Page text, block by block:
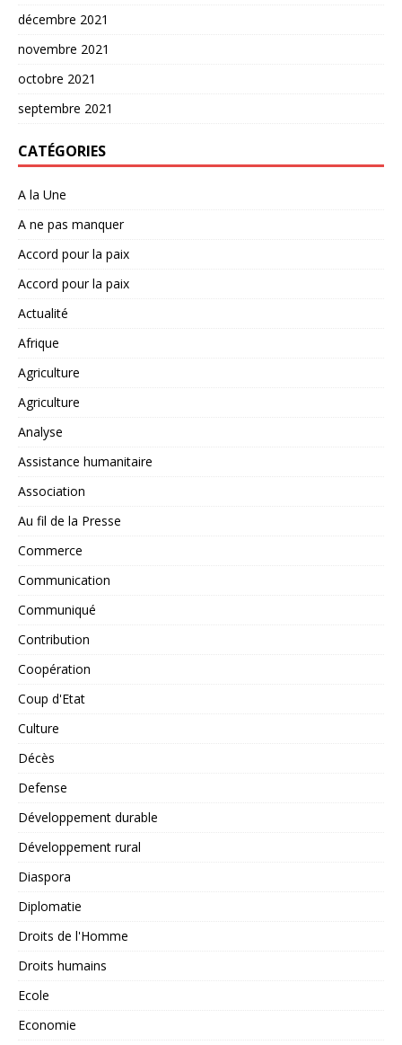
décembre 2021
novembre 2021
octobre 2021
septembre 2021
CATÉGORIES
A la Une
A ne pas manquer
Accord pour la paix
Accord pour la paix
Actualité
Afrique
Agriculture
Agriculture
Analyse
Assistance humanitaire
Association
Au fil de la Presse
Commerce
Communication
Communiqué
Contribution
Coopération
Coup d'Etat
Culture
Décès
Defense
Développement durable
Développement rural
Diaspora
Diplomatie
Droits de l'Homme
Droits humains
Ecole
Economie